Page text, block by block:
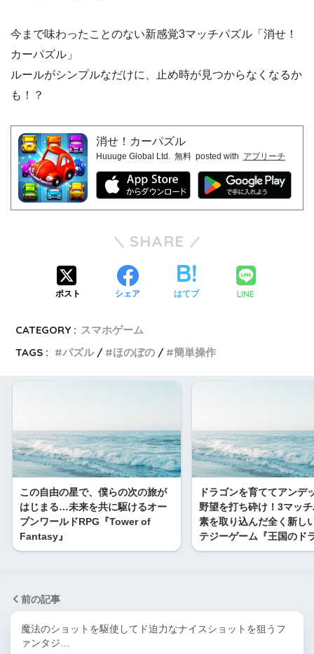
今まで味わったことのない新感覚3マッチパズル「消せ！
カーパズル」
ルールがシンプルなだけに、止め時が見つからなくなるか
も！？
消せ！カーパズル
Huuuge Global Ltd. 無料 posted with アプリーチ
SHARE
ポスト シェア はてブ LINE
CATEGORY : スマホゲーム
TAGS :
パズル ほのぼの 簡単操作
この自由の星で、僕らの次の旅が
はじまる…未来を共に駆けるオー
プンワールドRPG『Tower of
Fantasy』
ドラゴンを育ててアンデ
野望を打ち砕け！3マッ
素を取り込んだ全く新し
テジーゲーム『王国のド
前の記事
魔法のショットを駆使してド迫力なナイスショットを狙うフ
ァンタジ…